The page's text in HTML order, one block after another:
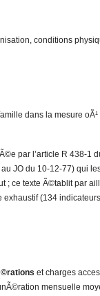
conditions
dans la mesure
par l’article R 438-1
JO du 10-12-77) qui
ce texte Ã©tablit par
exhaustif (134
et charges
mensuelle